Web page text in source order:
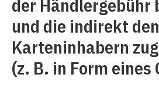
der Händlergebühr
und die indirekt den
Karteninhabern
(z. B. in Form eines